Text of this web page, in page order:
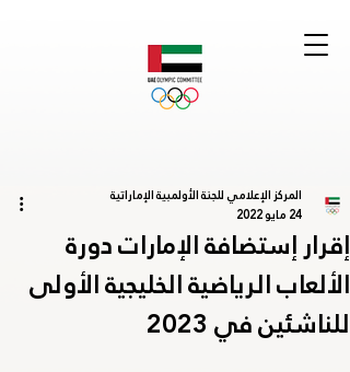
إقرار إستضافة الإمارات دورة
الألعاب الرياضية الخليجية الأولى
للناشئين في 2023
المركز الإعلامي للجنة الأولمبية الإماراتية
24 مايو 2022